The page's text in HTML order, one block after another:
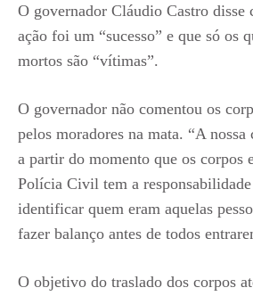
O governador Cláudio Castro disse
ação foi um “sucesso” e que só os
mortos são “vítimas”.
O governador não comentou os
pelos moradores na mata. “A
a partir do momento que os corpos
Polícia Civil tem a
identificar quem eram aquelas
fazer balanço antes de todos
O objetivo do traslado dos corpos